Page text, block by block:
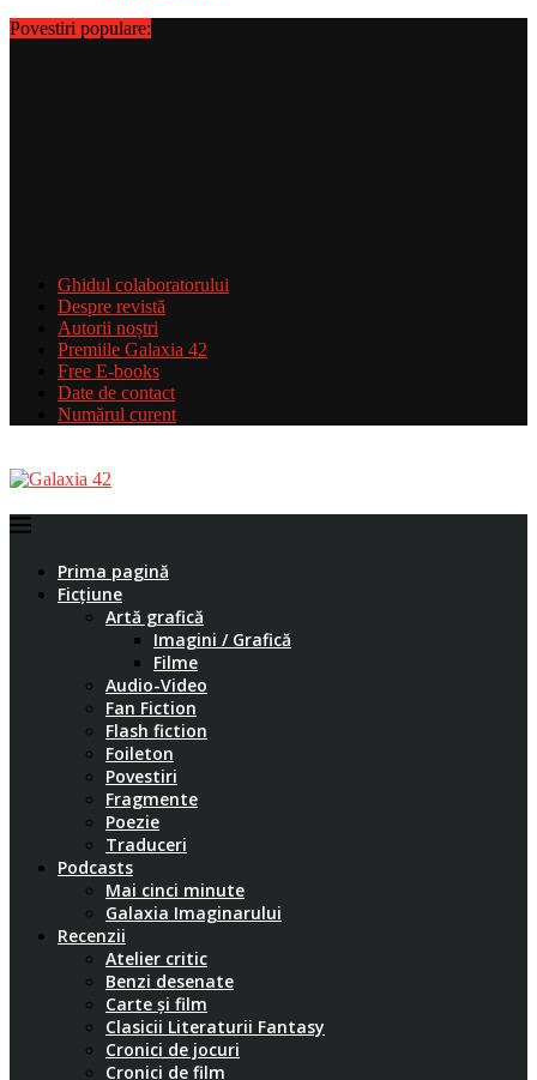
Povestiri populare:
Ghidul colaboratorului
Despre revistă
Autorii noștri
Premiile Galaxia 42
Free E-books
Date de contact
Numărul curent
Prima pagină
Ficțiune
Artă grafică
Imagini / Grafică
Filme
Audio-Video
Fan Fiction
Flash fiction
Foileton
Povestiri
Fragmente
Poezie
Traduceri
Podcasts
Mai cinci minute
Galaxia Imaginarului
Recenzii
Atelier critic
Benzi desenate
Carte și film
Clasicii Literaturii Fantasy
Cronici de jocuri
Cronici de film